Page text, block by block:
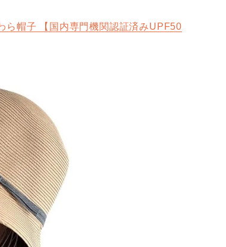
帽子 【国内専門機関認証済みUPF50